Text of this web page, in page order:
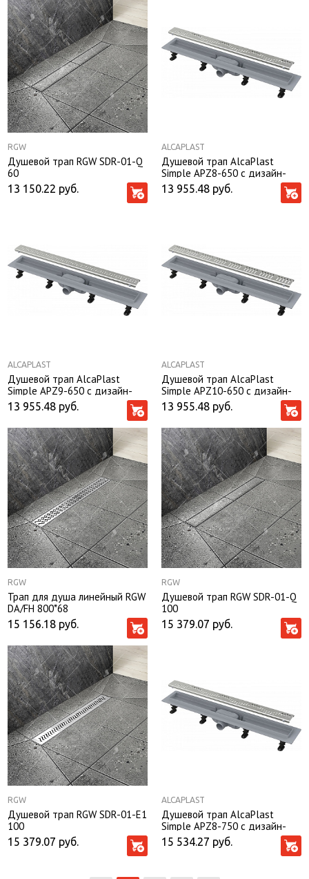
RGW
Душевой трап RGW SDR-01-Q
60
13 150.22 руб.
ALCAPLAST
Душевой трап AlcaPlast
Simple APZ8-650 с дизайн-
решеткой
13 955.48 руб.
ALCAPLAST
Душевой трап AlcaPlast
Simple APZ9-650 с дизайн-
решеткой
13 955.48 руб.
ALCAPLAST
Душевой трап AlcaPlast
Simple APZ10-650 с дизайн-
решеткой
13 955.48 руб.
RGW
Трап для душа линейный RGW
DA/FH 800*68
15 156.18 руб.
RGW
Душевой трап RGW SDR-01-Q
100
15 379.07 руб.
RGW
Душевой трап RGW SDR-01-E1
100
15 379.07 руб.
ALCAPLAST
Душевой трап AlcaPlast
Simple APZ8-750 с дизайн-
решеткой
15 534.27 руб.